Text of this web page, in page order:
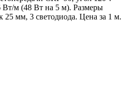
м (48 Вт на 5 м). Размеры
мм, 3 светодиода. Цена за 1 м.